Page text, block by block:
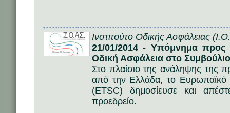
Ινστιτούτο Οδικής Ασφάλειας
21/01/2014 - Υπόμνημα προς
Οδική Ασφάλεια στο
Στο πλαίσιο της ανάληψης της
από την Ελλάδα, το Ευρωπαϊκό
(ETSC) δημοσίευσε και
προεδρείο.